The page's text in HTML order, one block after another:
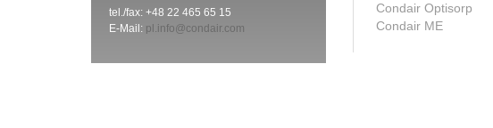
tel./fax: +48 22 465 65 15
E-Mail: pl.info@condair.com
Condair Optisorp
Condair ME